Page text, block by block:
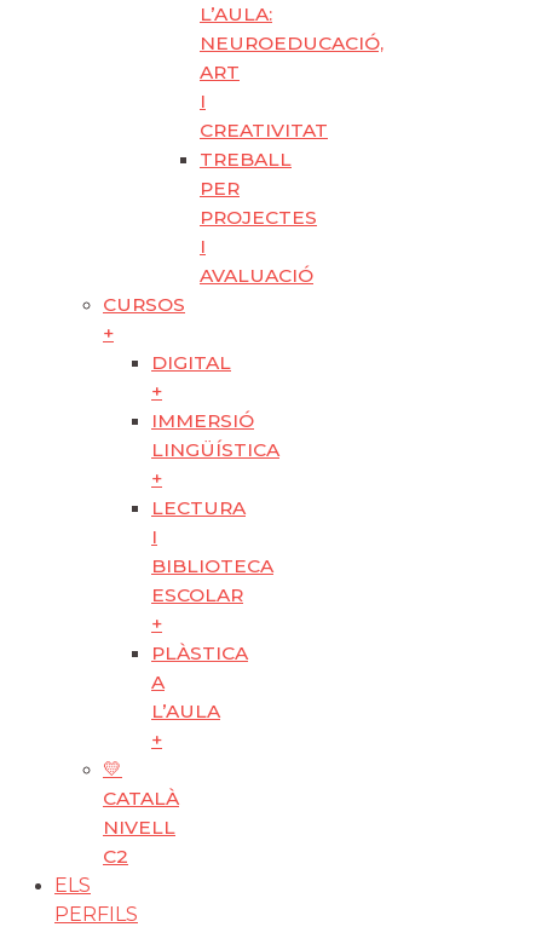
L’AULA:
NEUROEDUCACIÓ,
ART
I
CREATIVITAT
TREBALL
PER
PROJECTES
I
AVALUACIÓ
CURSOS
+
DIGITAL
+
IMMERSIÓ
LINGÜÍSTICA
+
LECTURA
I
BIBLIOTECA
ESCOLAR
+
PLÀSTICA
A
L’AULA
+
💛
CATALÀ
NIVELL
C2
ELS
PERFILS